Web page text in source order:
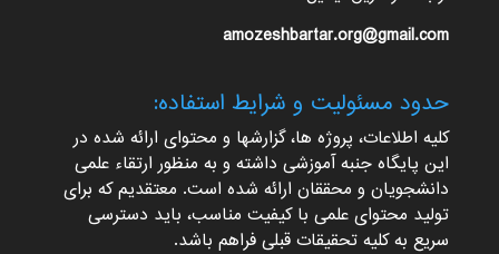
amozeshbartar.org@gmail.com
حدود مسئولیت و شرایط استفاده:
کلیه اطلاعات، پروژه ها، گزارشها و محتوای ارائه شده در
این پایگاه جنبه آموزشی داشته و به منظور ارتقاء علمی
دانشجویان و محققان ارائه شده است. معتقدیم که برای
تولید محتوای علمی با کیفیت مناسب، باید دسترسی
سریع به کلیه تحقیقات قبلی فراهم باشد.